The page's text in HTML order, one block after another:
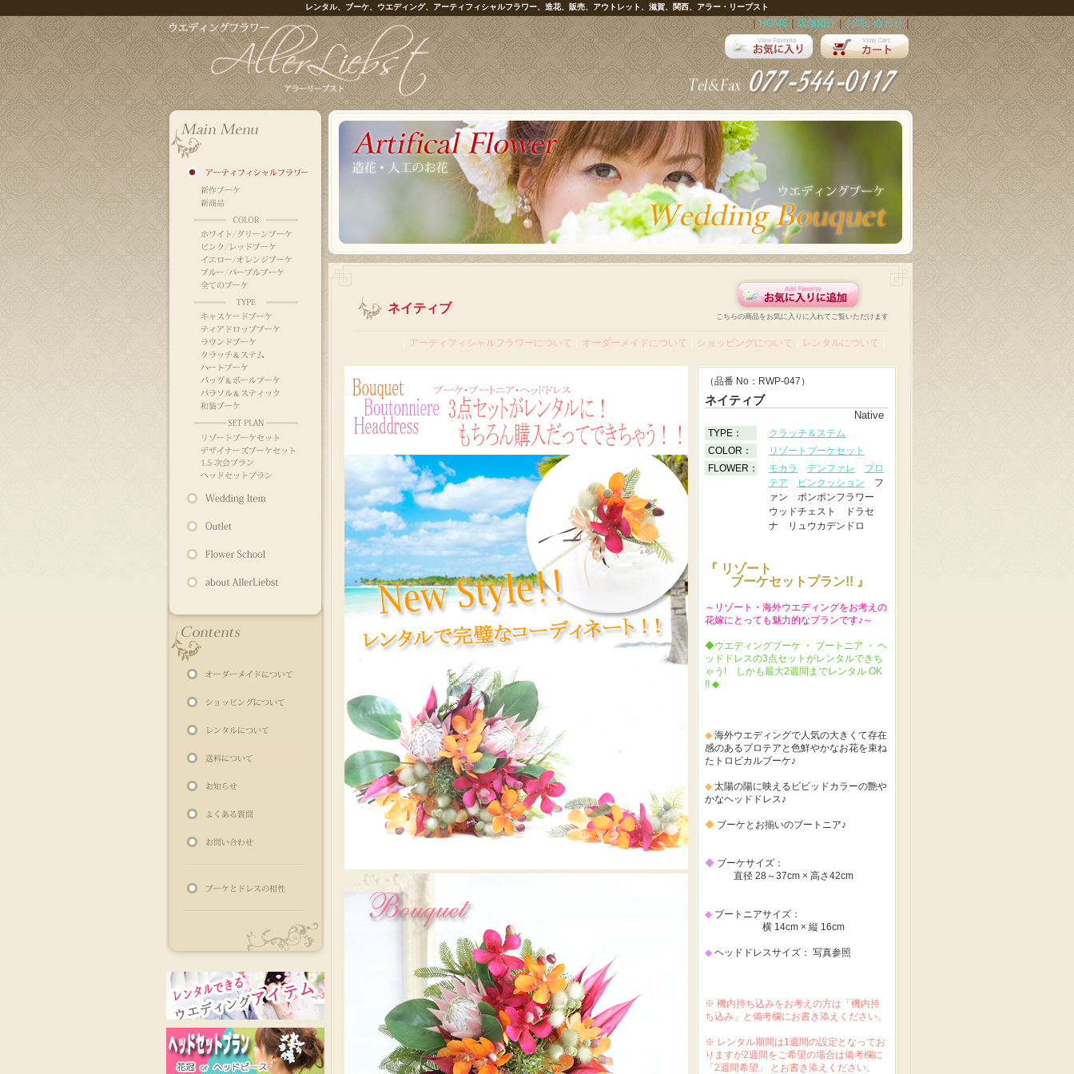
レンタル、ブーケ、ウエディング、アーティフィシャルフラワー、造花、販売、アウトレット、滋賀、関西、アラー・リープスト
｜ HOME｜ 店舗紹介 ｜お問い合わせ｜
こちらの商品をお気に入りに入れてご覧いただけます
ネイティブ
アーティフィシャルフラワーについて オーダーメイドについて ショッピングについて レンタルについて
（品番 No：RWP-047）
ネイティブ
Native
TYPE：
クラッチ＆ステム
COLOR：
リゾートブーケセット
FLOWER：
モカラ デンファレ
プロ
テア
ピンクッション フ
ァン ポンポンフラワー
ウッドチェスト ドラセ
ナ リュウカデンドロ
『 リゾート
ブーケセットプラン!! 』
～リゾート・海外ウエディングをお考えの
花嫁にとっても魅力的なプランです♪～
◆ウエディングブーケ ・ ブートニア ・ ヘ
ッドドレスの3点セットがレンタルできち
ゃう! しかも最大2週間までレンタル OK
!! ◆
◆ 海外ウエディングで人気の大きくて存在
感のあるプロテアと色鮮やかなお花を束ね
たトロピカルブーケ♪
◆ 太陽の陽に映えるビビッドカラーの艶や
かなヘッドドレス♪
◆ ブーケとお揃いのブートニア♪
◆ ブーケサイズ：
直径 28～37cm × 高さ42cm
◆ ブートニアサイズ：
横 14cm × 縦 16cm
◆ ヘッドドレスサイズ： 写真参照
※ 機内持ち込みをお考えの方は「機内持
ち込み」と備考欄にお書き添えください。
※ レンタル期間は1週間の設定となってお
りますが2週間をご希望の場合は備考欄に
「2週間希望」 とお書き添えください。